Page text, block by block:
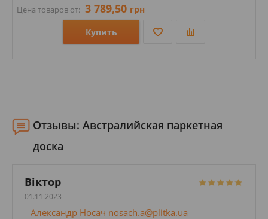
Цена товаров от: 3 789,50 грн
Купить
Отзывы: Австралийская паркетная
доска
Віктор
01.11.2023
Александр Носач nosach.a@plitka.ua